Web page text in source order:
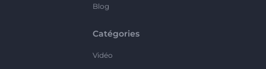
Blog
Catégories
Vidéo